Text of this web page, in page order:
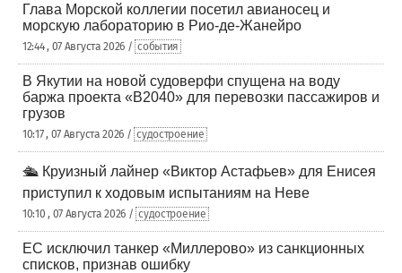
Глава Морской коллегии посетил авианосец и
морскую лабораторию в Рио-де-Жанейро
12:44 , 07 Августа 2026 / события
В Якутии на новой судоверфи спущена на воду
баржа проекта «В2040» для перевозки пассажиров и
грузов
10:17 , 07 Августа 2026 / судостроение
🛳️ Круизный лайнер «Виктор Астафьев» для Енисея
приступил к ходовым испытаниям на Неве
10:10 , 07 Августа 2026 / судостроение
ЕС исключил танкер «Миллерово» из санкционных
списков, признав ошибку